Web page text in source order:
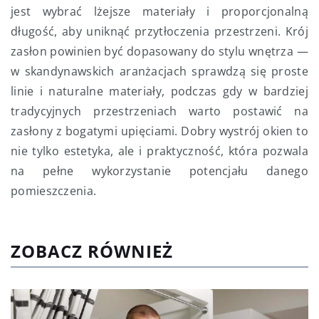
jest wybrać lżejsze materiały i proporcjonalną
długość, aby uniknąć przytłoczenia przestrzeni. Krój
zasłon powinien być dopasowany do stylu wnętrza —
w skandynawskich aranżacjach sprawdzą się proste
linie i naturalne materiały, podczas gdy w bardziej
tradycyjnych przestrzeniach warto postawić na
zasłony z bogatymi upięciami. Dobry wystrój okien to
nie tylko estetyka, ale i praktyczność, która pozwala
na pełne wykorzystanie potencjału danego
pomieszczenia.
ZOBACZ RÓWNIEŻ